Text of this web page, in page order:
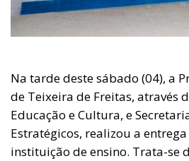
Na tarde deste sábado (04), a
de Teixeira de Freitas, através
Educação e Cultura, e
Estratégicos, realizou a
instituição de ensino. Trata-se